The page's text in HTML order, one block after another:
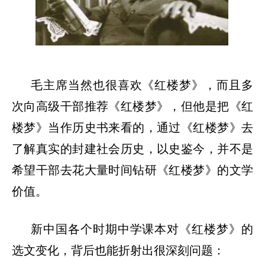
毛主席当然也很喜欢《红楼梦》，而且多
次向高级干部推荐《红楼梦》，但他是把《红
楼梦》当作历史书来看的，通过《红楼梦》去
了解真实的封建社会历史，以史鉴今，并不是
希望干部去花大量时间钻研《红楼梦》的文学
价值。
新中国各个时期中学课本对《红楼梦》的
选文变化，背后也能折射出很深刻问题：